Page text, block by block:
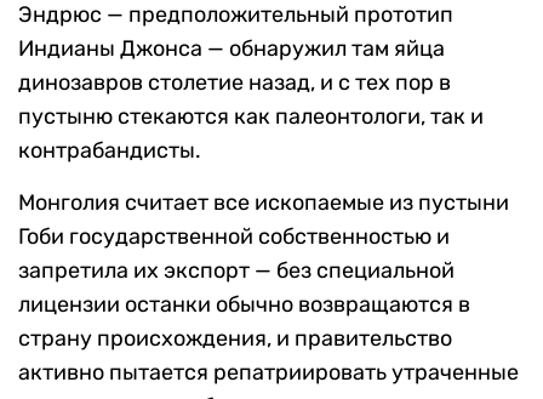
Эндрюс — предположительный прототип
Индианы Джонса — обнаружил там яйца
динозавров столетие назад, и с тех пор в
пустыню стекаются как палеонтологи, так и
контрабандисты.
Монголия считает все ископаемые из пустыни
Гоби государственной собственностью и
запретила их экспорт — без специальной
лицензии останки обычно возвращаются в
страну происхождения, и правительство
активно пытается репатриировать утраченные